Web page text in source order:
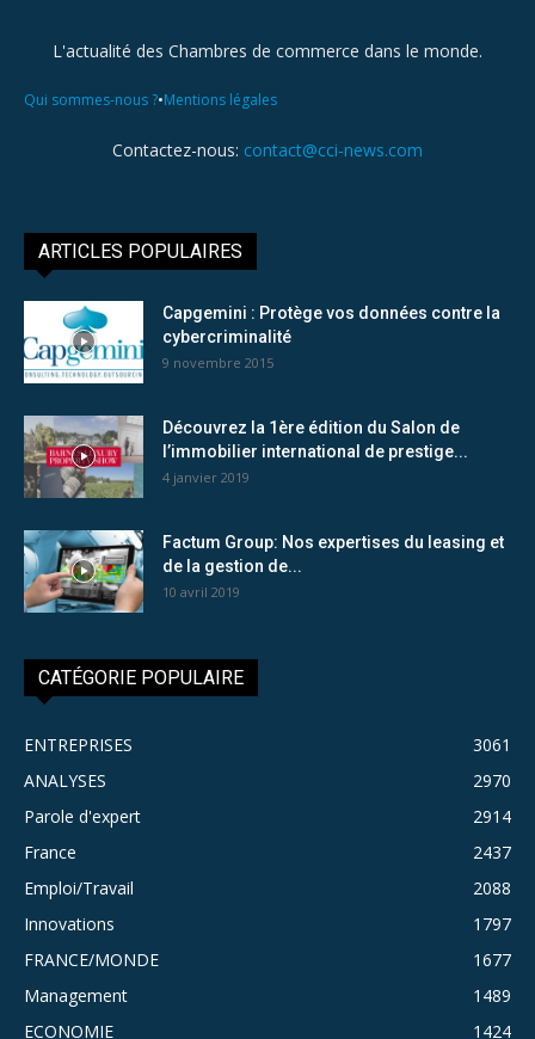
L'actualité des Chambres de commerce dans le monde.
Qui sommes-nous ?•Mentions légales
Contactez-nous: contact@cci-news.com
ARTICLES POPULAIRES
Capgemini : Protège vos données contre la
cybercriminalité
9 novembre 2015
Découvrez la 1ère édition du Salon de
l’immobilier international de prestige...
4 janvier 2019
Factum Group: Nos expertises du leasing et
de la gestion de...
10 avril 2019
CATÉGORIE POPULAIRE
ENTREPRISES
3061
ANALYSES
2970
Parole d'expert
2914
France
2437
Emploi/Travail
2088
Innovations
1797
FRANCE/MONDE
1677
Management
1489
ECONOMIE
1424